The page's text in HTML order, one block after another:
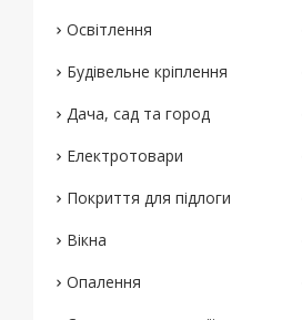
Освітлення
Будівельне кріплення
Дача, сад та город
Електротовари
Покриття для підлоги
Вікна
Опалення